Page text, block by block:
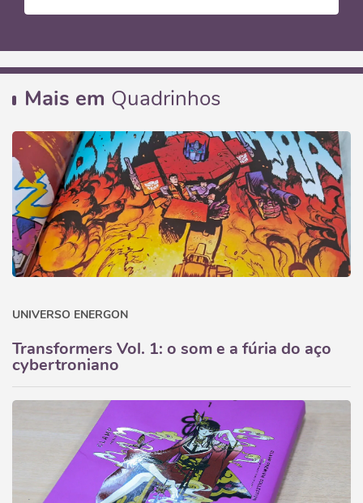
Mais em Quadrinhos
UNIVERSO ENERGON
Transformers Vol. 1: o som e a fúria do aço
cybertroniano